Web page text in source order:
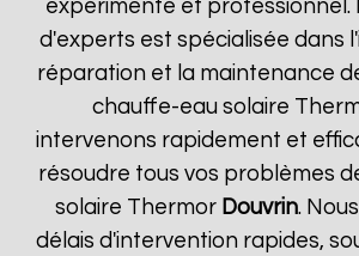
expérimenté et professionnel.
d'experts est spécialisée dans
réparation et la maintenance
chauffe-eau solaire
intervenons rapidement et
résoudre tous vos problèmes
solaire Thermor Douvrin.
délais d'intervention rapides,